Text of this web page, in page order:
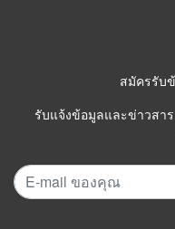
สมัครรับ
รับแจ้งข้อมูลและข่าวสา